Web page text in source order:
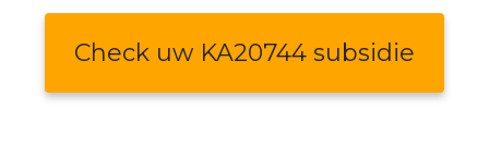
Check uw KA20744 subsidie